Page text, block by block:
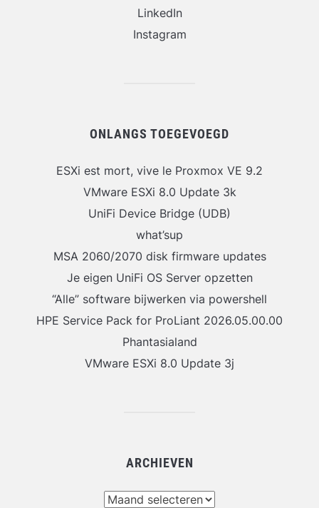
LinkedIn
Instagram
ONLANGS TOEGEVOEGD
ESXi est mort, vive le Proxmox VE 9.2
VMware ESXi 8.0 Update 3k
UniFi Device Bridge (UDB)
what’sup
MSA 2060/2070 disk firmware updates
Je eigen UniFi OS Server opzetten
“Alle” software bijwerken via powershell
HPE Service Pack for ProLiant 2026.05.00.00
Phantasialand
VMware ESXi 8.0 Update 3j
ARCHIEVEN